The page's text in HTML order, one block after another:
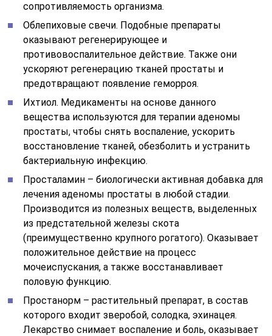
сопротивляемость организма.
Облепиховые свечи. Подобные препараты
оказывают регенерирующее и
противовоспалительное действие. Также они
ускоряют регенерацию тканей простаты и
предотвращают появление геморроя.
Ихтиол. Медикаменты на основе данного
вещества используются для терапии аденомы
простаты, чтобы снять воспаление, ускорить
восстановление тканей, обезболить и устранить
бактериальную инфекцию.
Просталамин – биологически активная добавка для
лечения аденомы простаты в любой стадии.
Производится из полезных веществ, выделенных
из предстательной железы скота
(преимущественно крупного рогатого). Оказывает
положительное действие на процесс
мочеиспускания, а также восстанавливает
половую функцию.
Простанорм – растительный препарат, в состав
которого входит зверобой, солодка, эхинацея.
Лекарство снимает воспаление и боль, оказывает